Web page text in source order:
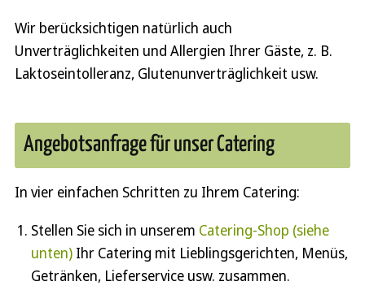
Wir berücksichtigen natürlich auch
Unverträglichkeiten und Allergien Ihrer Gäste, z. B.
Laktose­­­­­intolleranz, Gluten­­unverträg­lichkeit usw.
Angebotsanfrage für unser Catering
In vier einfachen Schritten zu Ihrem Catering:
Stellen Sie sich in unserem Catering-Shop (siehe
unten)Ihr Catering mit Lieblingsgerichten, Menüs,
Getränken, Lieferservice usw. zusammen.